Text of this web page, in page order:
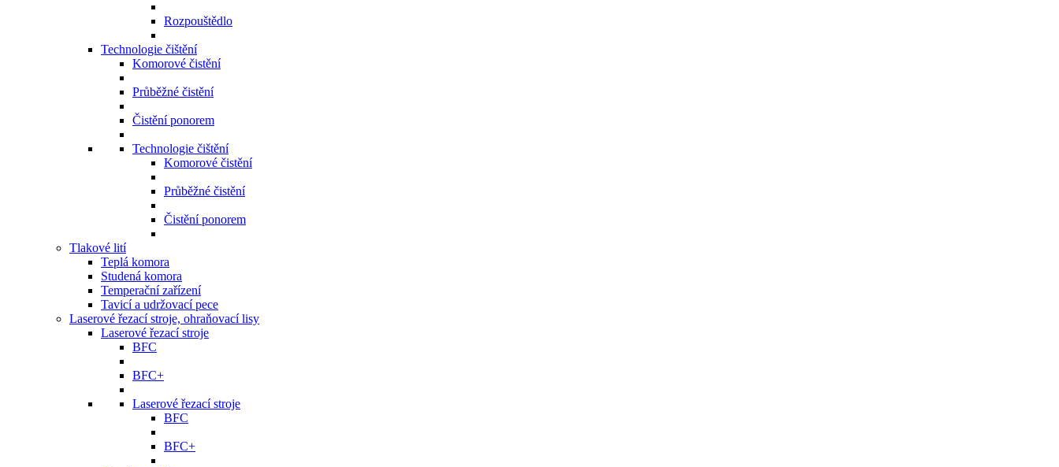
Rozpouštědlo
Technologie čištění
Komorové čistění
Průběžné čistění
Čistění ponorem
Technologie čištění
Komorové čistění
Průběžné čistění
Čistění ponorem
Tlakové lití
Teplá komora
Studená komora
Temperační zařízení
Tavicí a udržovací pece
Laserové řezací stroje, ohraňovací lisy
Laserové řezací stroje
BFC
BFC+
Laserové řezací stroje
BFC
BFC+